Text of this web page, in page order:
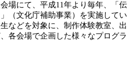
場にて、平成11年より毎年、「伝
（文化庁補助事業）を実施してい
などを対象に、制作体験教室、出
各会場で企画した様々なプログラ